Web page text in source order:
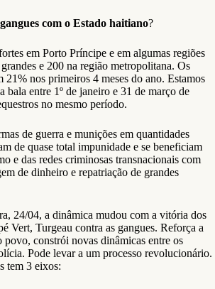
com o Estado haitiano?
em Porto Príncipe e em algumas regiões
e 200 na região metropolitana. Os
21% nos primeiros 4 meses do ano. Estamos
bala entre 1º de janeiro e 31 de março de
no mesmo período.
de guerra e munições em quantidades
de quase total impunidade e se beneficiam
e das redes criminosas transnacionais com
de dinheiro e repatriação de grandes
24/04, a dinâmica mudou com a vitória dos
Vert, Turgeau contra as gangues. Reforça a
povo, constrói novas dinâmicas entre os
Pode levar a um processo revolucionário.
tem 3 eixos: